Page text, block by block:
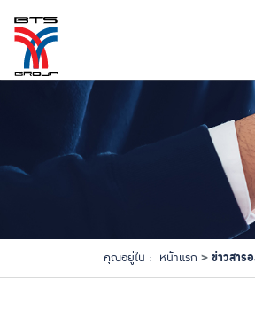
คุณอยู่ใน : หน้าแรก ข่าวสาร